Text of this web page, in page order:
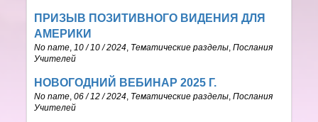
ПРИЗЫВ ПОЗИТИВНОГО ВИДЕНИЯ ДЛЯ
АМЕРИКИ
No name 10 / 10 / 2024 Тематические разделы ,Послания
Учителей
НОВОГОДНИЙ ВЕБИНАР 2025 Г.
No name ,06 / 12 / 2024 Тематические разделы ,Послания
Учителей